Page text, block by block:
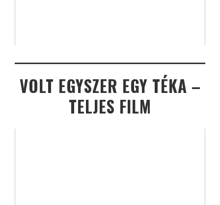
VOLT EGYSZER EGY TÉKA –
TELJES FILM